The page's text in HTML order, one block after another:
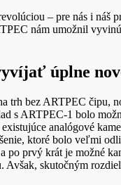
– pre nás i náš
nám umožnil
úplne
trh bez ARTPEC čipu,
s ARTPEC-1 bolo
analógové
ktoré bolo veľmi
a po prvý krát je možné
Avšak, skutočným